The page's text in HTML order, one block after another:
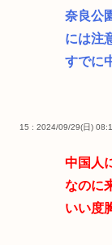
奈良公
には注
すでに
15 : 2024/09/29(日)
中国人
なのに
いい度